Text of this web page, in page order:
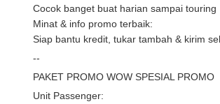
Cocok banget buat harian sampai touring
Minat & info promo terbaik:
Siap bantu kredit, tukar tambah & kirim
--
PAKET PROMO WOW SPESIAL PROMO
Unit Passenger: